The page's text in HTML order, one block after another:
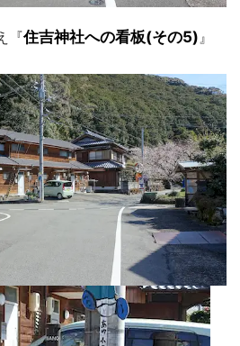
『住吉神社への看板(その5) 』